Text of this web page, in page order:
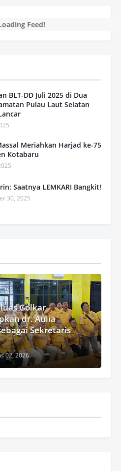
Feed!
BLT-DD Juli 2025 di Dua
Pulau Laut Selatan
Meriahkan Harjad ke-75
Kotabaru
Saatnya LEMKARI Bangkit!
30, 2025
Golkar
dr. Aulia
Sekretaris
02, 2026